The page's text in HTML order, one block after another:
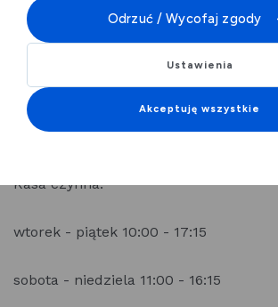
Bilet normalny z rabatem za
Legnickiej Karty Miejskiej.
W kasie stacjonarnej w Centrum
Kasa czynna:
wtorek - piątek 10:00 - 17:15
sobota - niedziela 11:00 - 16:15
Odrzuć / Wycofaj zgody
Ustawienia
Akceptuję wszystkie